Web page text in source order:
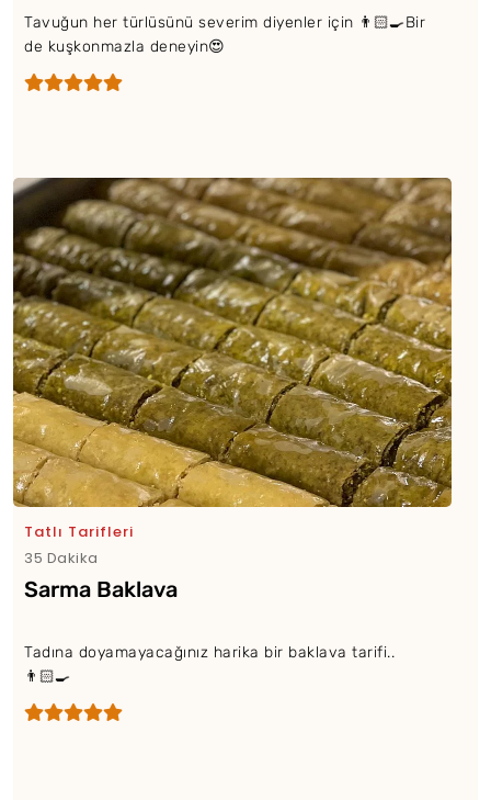
Tavuğun her türlüsünü severim diyenler için 👨🏻‍🍳Bir
de kuşkonmazla deneyin😍
Tatlı Tarifleri
35 Dakika
Sarma Baklava
Tadına doyamayacağınız harika bir baklava tarifi..
👨🏻‍🍳